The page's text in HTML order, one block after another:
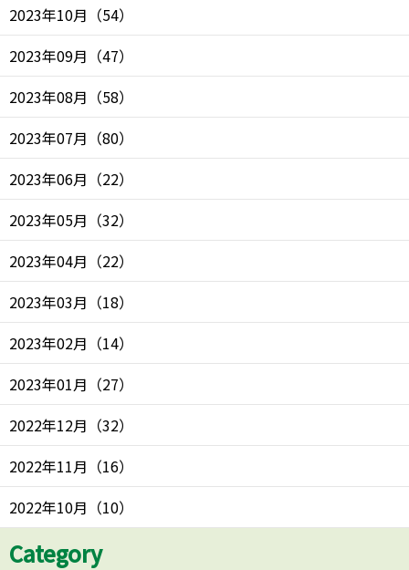
2023年10月 （54）
2023年09月 （47）
2023年08月 （58）
2023年07月 （80）
2023年06月 （22）
2023年05月 （32）
2023年04月 （22）
2023年03月 （18）
2023年02月 （14）
2023年01月 （27）
2022年12月 （32）
2022年11月 （16）
2022年10月 （10）
Category